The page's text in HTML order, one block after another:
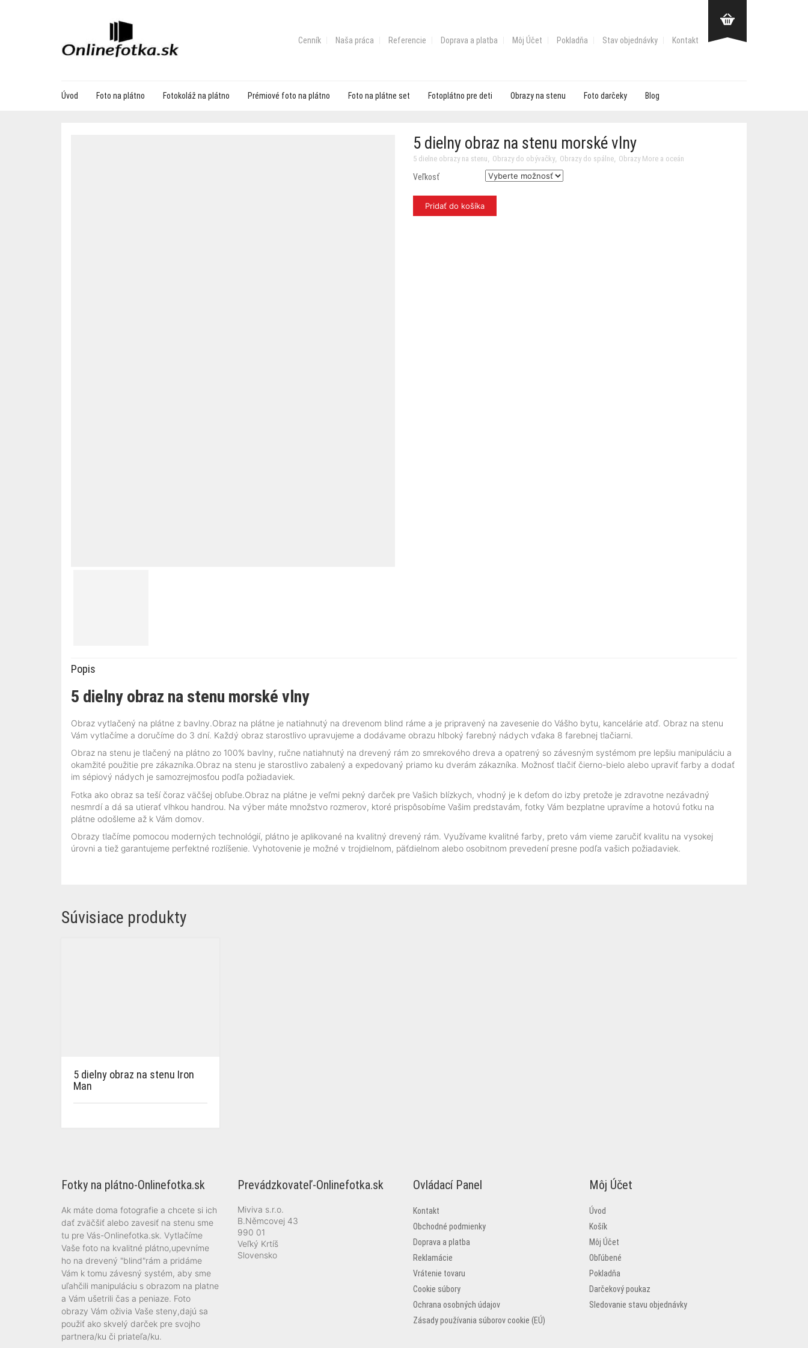
Cenník Naša práca Referencie Doprava a platba Môj Účet Pokladňa Stav objednávky Kontakt
Úvod Foto na plátno Fotokoláž na plátno Prémiové foto na plátno Foto na plátne set Fotoplátno pre deti Obrazy na stenu Foto darčeky Blog
5 dielny obraz na stenu morské vlny
5 dielne obrazy na stenu Obrazy do obývačky Obrazy do spálne Obrazy More a oceán
Veľkosť
Pridať do košíka
Popis
5 dielny obraz na stenu morské vlny
Obraz vytlačený na plátne z bavlny.Obraz na plátne je natiahnutý na drevenom blind ráme a je pripravený na zavesenie do Vášho bytu, kancelárie atď. Obraz na stenu
Vám vytlačíme a doručíme do 3 dní. Každý obraz starostlivo upravujeme a dodávame obrazu hlboký farebný nádych vďaka 8 farebnej tlačiarni.
Obraz na stenu je tlačený na plátno zo 100% bavlny, ručne natiahnutý na drevený rám zo smrekového dreva a opatrený so závesným systémom pre lepšiu manipuláciu a
okamžité použitie pre zákazníka.Obraz na stenu je starostlivo zabalený a expedovaný priamo ku dverám zákazníka. Možnosť tlačiť čierno-bielo alebo upraviť farby a dodať
im sépiový nádych je samozrejmosťou podľa požiadaviek.
Fotka ako obraz sa teší čoraz väčšej obľube.Obraz na plátne je veľmi pekný darček pre Vašich blízkych, vhodný je k deťom do izby pretože je zdravotne nezávadný
nesmrdí a dá sa utierať vlhkou handrou. Na výber máte množstvo rozmerov, ktoré prispôsobíme Vašim predstavám, fotky Vám bezplatne upravíme a hotovú fotku na
plátne odošleme až k Vám domov.
Obrazy tlačíme pomocou moderných technológií, plátno je aplikované na kvalitný drevený rám. Využívame kvalitné farby, preto vám vieme zaručiť kvalitu na vysokej
úrovni a tiež garantujeme perfektné rozlíšenie. Vyhotovenie je možné v trojdielnom, päťdielnom alebo osobitnom prevedení presne podľa vašich požiadaviek.
Súvisiace produkty
5 dielny obraz na stenu Iron
Man
Fotky na plátno-Onlinefotka.sk
Ak máte doma fotografie a chcete si ich
dať zväčšiť alebo zavesiť na stenu sme
tu pre Vás-Onlinefotka.sk. Vytlačíme
Vaše foto na kvalitné plátno,upevníme
ho na drevený "blind"rám a pridáme
Vám k tomu závesný systém, aby sme
uľahčili manipuláciu s obrazom na platne
a Vám ušetrili čas a peniaze. Foto
obrazy Vám oživia Vaše steny,dajú sa
použiť ako skvelý darček pre svojho
partnera/ku či priateľa/ku.
Prevádzkovateľ-Onlinefotka.sk
Miviva s.r.o.
B.Němcovej 43
990 01
Veľký Krtíš
Slovensko
Ovládací Panel
Kontakt
Obchodné podmienky
Doprava a platba
Reklamácie
Vrátenie tovaru
Cookie súbory
Ochrana osobných údajov
Zásady používania súborov cookie (EÚ)
Môj Účet
Úvod
Košík
Môj Účet
Obľúbené
Pokladňa
Darčekový poukaz
Sledovanie stavu objednávky